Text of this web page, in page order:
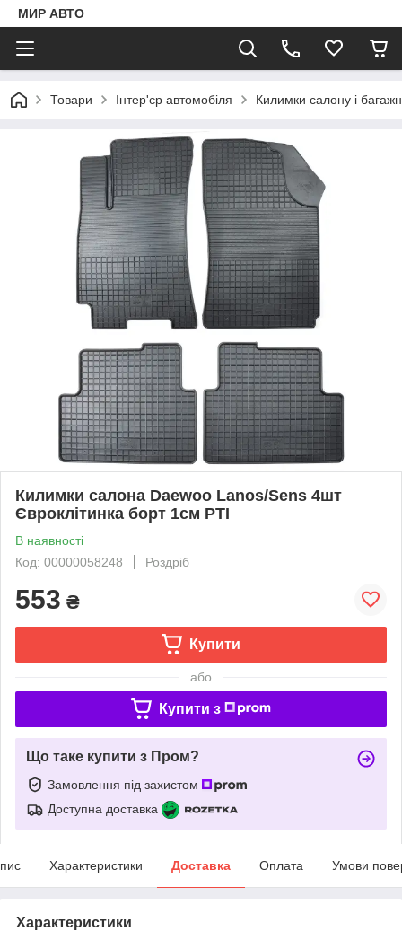
МИР АВТО
Товари Інтер'єр автомобіля Килимки салону і
Килимки салона Daewoo Lanos/Sens 4шт
Євроклітинка борт 1см РТІ
В наявності
Код: 00000058248
Роздріб
553 ₴
Купити
або
Купити з
Що таке купити з Пром?
Замовлення під захистом
Доступна доставка
Характеристики Доставка Оплата Умови
Характеристики